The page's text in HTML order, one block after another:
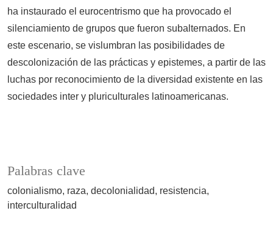
Palabras clave
colonialismo raza decolonialidad
resistencia
interculturalidad
ha instaurado el eurocentrismo que ha provocado el
silenciamiento de grupos que fueron subalternados. En
este escenario, se vislumbran las posibilidades de
descolonización de las prácticas y epistemes, a partir de las
luchas por reconocimiento de la diversidad existente en las
sociedades inter y pluriculturales latinoamericanas.